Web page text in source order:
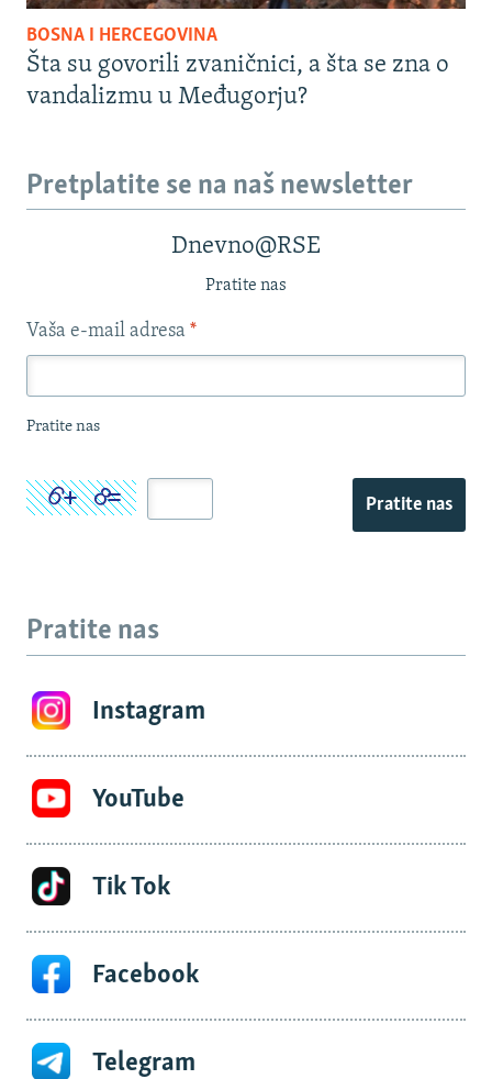
BOSNA I HERCEGOVINA
Šta su govorili zvaničnici, a šta se zna o
vandalizmu u Međugorju?
Pretplatite se na naš newsletter
Dnevno@RSE
Pratite nas
Vaša e-mail adresa *
Pratite nas
Pratite nas
Pratite nas
Instagram
YouTube
Tik Tok
Facebook
Telegram